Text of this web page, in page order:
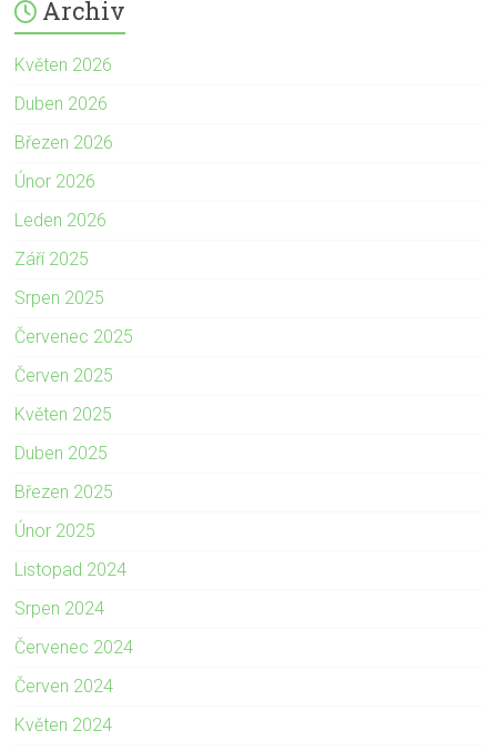
Archiv
Květen 2026
Duben 2026
Březen 2026
Únor 2026
Leden 2026
Září 2025
Srpen 2025
Červenec 2025
Červen 2025
Květen 2025
Duben 2025
Březen 2025
Únor 2025
Listopad 2024
Srpen 2024
Červenec 2024
Červen 2024
Květen 2024